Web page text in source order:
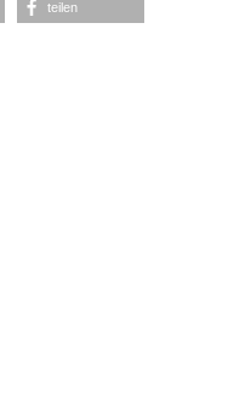
teilen